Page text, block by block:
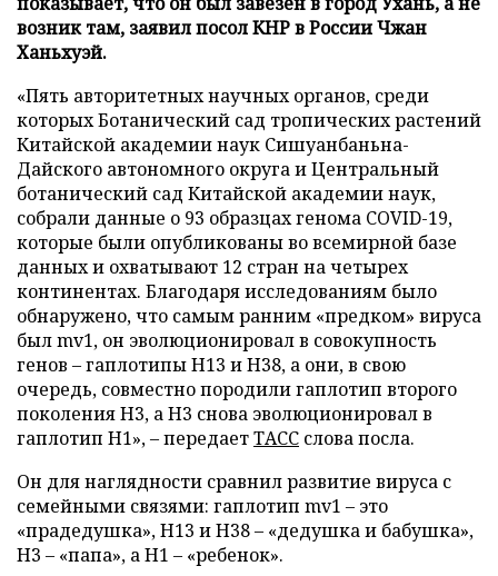
возник там, заявил посол КНР в России Чжан
Ханьхуэй.
«Пять авторитетных научных органов, среди
которых Ботанический сад тропических растений
Китайской академии наук Сишуанбаньна-
Дайского автономного округа и Центральный
ботанический сад Китайской академии наук,
собрали данные о 93 образцах генома COVID-19,
которые были опубликованы во всемирной базе
данных и охватывают 12 стран на четырех
континентах. Благодаря исследованиям было
обнаружено, что самым ранним «предком» вируса
был mv1, он эволюционировал в совокупность
генов – гаплотипы Н13 и Н38, а они, в свою
очередь, совместно породили гаплотип второго
поколения Н3, а Н3 снова эволюционировал в
гаплотип Н1», – передаетТАСС слова посла.
Он для наглядности сравнил развитие вируса с
семейными связями: гаплотип mv1 – это
«прадедушка», Н13 и Н38 – «дедушка и бабушка»,
Н3 – «папа», а Н1 – «ребенок».